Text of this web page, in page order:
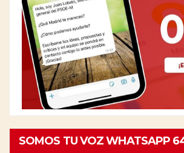
SOMOS TU VOZ WHATSAPP